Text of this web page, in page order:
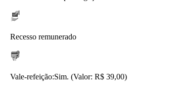
Recesso remunerado
Vale-refeição:Sim. (Valor: R$ 39,00)